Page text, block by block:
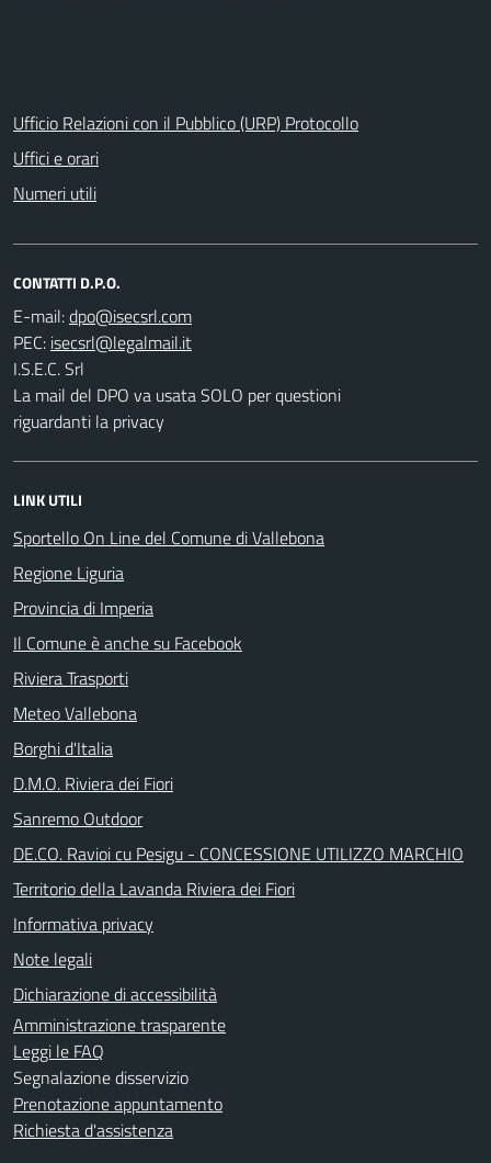
Ufficio Relazioni con il Pubblico (URP) Protocollo
Uffici e orari
Numeri utili
CONTATTI D.P.O.
E-mail:
PEC:
I.S.E.C. Srl
La mail del DPO va usata SOLO per questioni
riguardanti la privacy
LINK UTILI
Sportello On Line del Comune di Vallebona
Regione Liguria
Provincia di Imperia
Il Comune è anche su Facebook
Riviera Trasporti
Meteo Vallebona
Borghi d'Italia
D.M.O. Riviera dei Fiori
Sanremo Outdoor
DE.CO. Ravioi cu Pesigu - CONCESSIONE UTILIZZO MARCHIO
Territorio della Lavanda Riviera dei Fiori
Informativa privacy
Note legali
Dichiarazione di accessibilità
Amministrazione trasparente
Leggi le FAQ
Segnalazione disservizio
Prenotazione appuntamento
Richiesta d'assistenza